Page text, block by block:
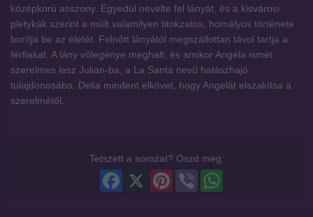
középkorú asszony. Egyedül nevelte fel lányát, és a kisvárosi
pletykák szerint a múlt valamilyen titokzatos, homályos története
borítja be az életét. Felnőtt lányától megszállottan távol tartja a
férfiakat. A lány vőlegénye meghalt, és amikor Angéla ismét
szerelmes lesz Julian-ba, a La Santa nevű halászhajó
tulajdonosába, Delia mindent elkövet, hogy Angelát elszakítsa a
szerelmétől.
Tetszett a sorozat? Oszd meg:
Viber
Pinterest
Facebook